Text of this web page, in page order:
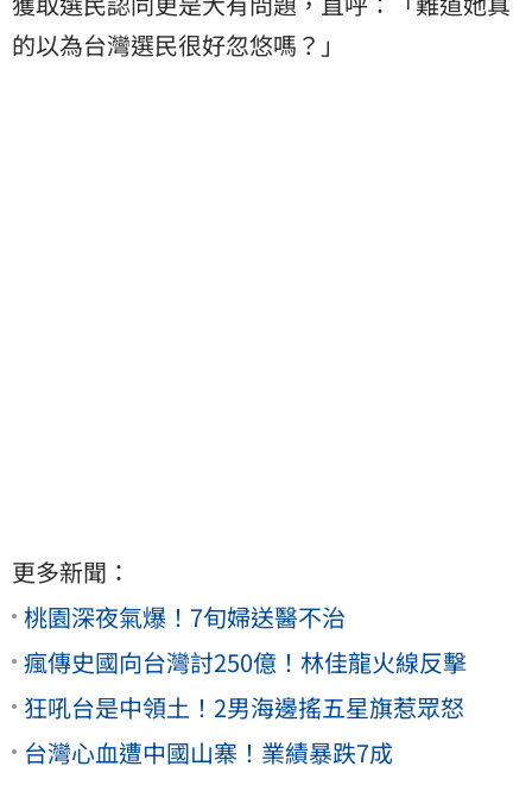
的以為台灣選民很好忽悠嗎？」
更多新聞：
桃園深夜氣爆！7旬婦送醫不治
瘋傳史國向台灣討250億！林佳龍火線反擊
狂吼台是中領土！2男海邊搖五星旗惹眾怒
台灣心血遭中國山寨！業績暴跌7成